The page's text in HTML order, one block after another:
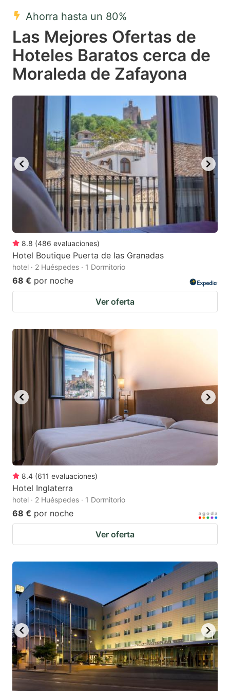
select
a
date.
Press
question
mark
key
to
get
the
keyboard
shortcuts
changing
dates.
a
date.
Press
the
question
mark
key
to
get
the
keyboard
shortcuts
for
dates.
Ahorra hasta un 80%
Las Mejores Ofertas de
Hoteles Baratos cerca de
Moraleda de Zafayona
8.8 (486 evaluaciones)
Hotel Boutique Puerta de las Granadas
hotel · 2 Huéspedes · 1 Dormitorio
68 € por noche
Ver oferta
8.4 (611 evaluaciones)
Hotel Inglaterra
hotel · 2 Huéspedes · 1 Dormitorio
68 € por noche
Ver oferta